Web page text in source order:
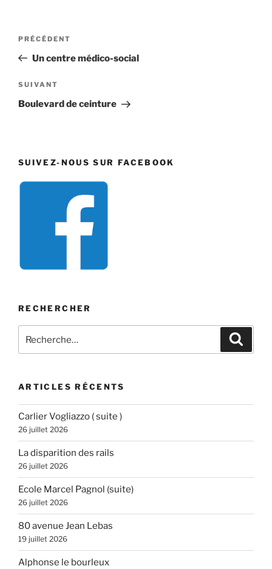
Navigation
l’article
Article
précédent
PRÉCÉDENT
Un centre médico-social
Article
suivant
SUIVANT
Boulevard de ceinture
SUIVEZ-NOUS SUR FACEBOOK
RECHERCHER
pour
ARTICLES RÉCENTS
Carlier Vogliazzo ( suite )
26 juillet 2026
La disparition des rails
26 juillet 2026
Ecole Marcel Pagnol (suite)
26 juillet 2026
80 avenue Jean Lebas
19 juillet 2026
Alphonse le bourleux